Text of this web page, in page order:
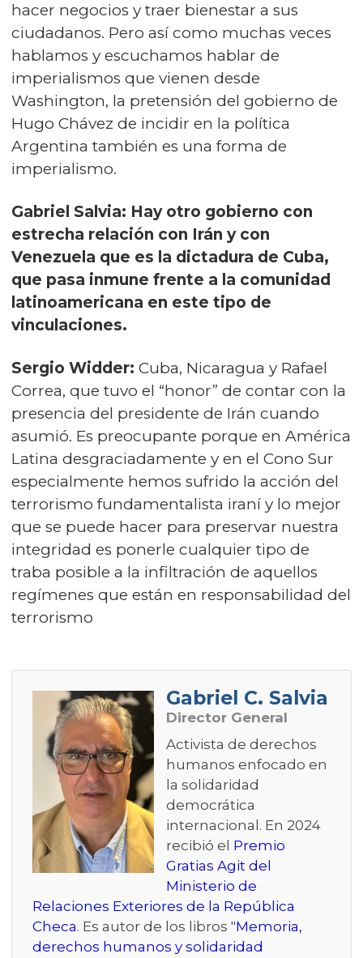
hacer negocios y traer bienestar a sus
ciudadanos. Pero así como muchas veces
hablamos y escuchamos hablar de
imperialismos que vienen desde
Washington, la pretensión del gobierno de
Hugo Chávez de incidir en la política
Argentina también es una forma de
imperialismo.
Gabriel Salvia: Hay otro gobierno con
estrecha relación con Irán y con
Venezuela que es la dictadura de Cuba,
que pasa inmune frente a la comunidad
latinoamericana en este tipo de
vinculaciones.
Sergio Widder: Cuba, Nicaragua y Rafael
Correa, que tuvo el “honor” de contar con la
presencia del presidente de Irán cuando
asumió. Es preocupante porque en América
Latina desgraciadamente y en el Cono Sur
especialmente hemos sufrido la acción del
terrorismo fundamentalista iraní y lo mejor
que se puede hacer para preservar nuestra
integridad es ponerle cualquier tipo de
traba posible a la infiltración de aquellos
regímenes que están en responsabilidad del
terrorismo
Gabriel C. Salvia
Director General
Activista de derechos
humanos enfocado en
la solidaridad
democrática
internacional. En 2024
recibió el Premio
Gratias Agit del
Ministerio de
Relaciones Exteriores de la República
Checa. Es autor de los libros "Memoria,
derechos humanos y solidaridad